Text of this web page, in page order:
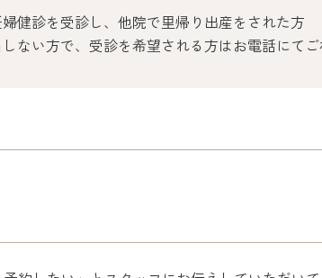
健診を受診し、他院で里帰り出産をされた方
ない方で、受診を希望される方はお電話にてご